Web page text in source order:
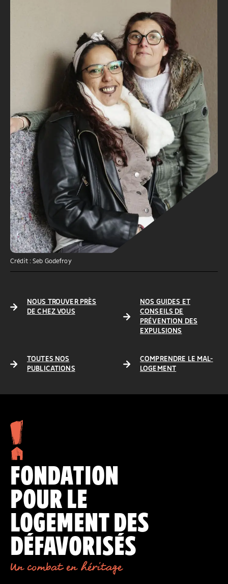
Crédit : Seb Godefroy
NOUS TROUVER PRÈS
DE CHEZ VOUS
NOS GUIDES ET
CONSEILS DE
PRÉVENTION DES
EXPULSIONS
TOUTES NOS
PUBLICATIONS
COMPRENDRE LE MAL-
LOGEMENT
FONDATION
POUR LE
LOGEMENT DES
DÉFAVORISÉS
Un combat en héritage